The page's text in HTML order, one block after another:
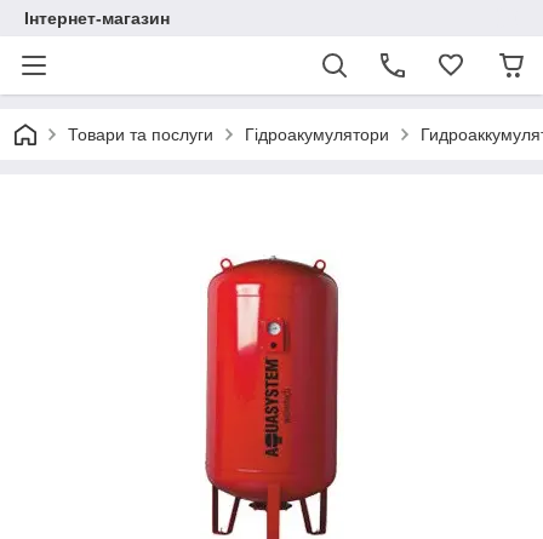
Інтернет-магазин
Товари та послуги Гідроакумулятори